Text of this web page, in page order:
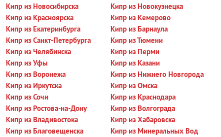
Кипр из Новосибирска
Кипр из Новокузнецка
Кипр из Красноярска
Кипр из Кемерово
Кипр из Екатеринбурга
Кипр из Барнаула
Кипр из Санкт-Петербурга
Кипр из Тюмени
Кипр из Челябинска
Кипр из Перми
Кипр из Уфы
Кипр из Казани
Кипр из Воронежа
Кипр из Нижнего Новгорода
Кипр из Иркутска
Кипр из Омска
Кипр из Сочи
Кипр из Краснодара
Кипр из Ростова-на-Дону
Кипр из Волгограда
Кипр из Владивостока
Кипр из Хабаровска
Кипр из Благовещенска
Кипр из Минеральных Вод